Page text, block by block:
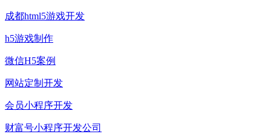
成都html5游戏开发
h5游戏制作
微信H5案例
网站定制开发
会员小程序开发
财富号小程序开发公司